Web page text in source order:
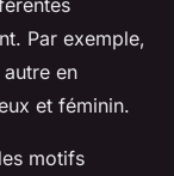
Par exemple,
en
et féminin.
motifs